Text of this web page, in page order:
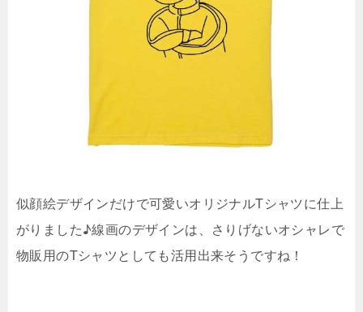
似顔絵デザインだけで可愛いオリジナルTシャツに仕上
がりました♪線画のデザインは、さりげないオシャレで
物販用のTシャツとしても活用出来そうですね！